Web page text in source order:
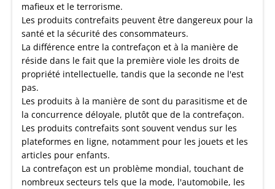
mafieux et le terrorisme.
Les produits contrefaits peuvent être dangereux pour la
santé et la sécurité des consommateurs.
La différence entre la contrefaçon et à la manière de
réside dans le fait que la première viole les droits de
propriété intellectuelle, tandis que la seconde ne l'est
pas.
Les produits à la manière de sont du parasitisme et de
la concurrence déloyale, plutôt que de la contrefaçon.
Les produits contrefaits sont souvent vendus sur les
plateformes en ligne, notamment pour les jouets et les
articles pour enfants.
La contrefaçon est un problème mondial, touchant de
nombreux secteurs tels que la mode, l'automobile, les